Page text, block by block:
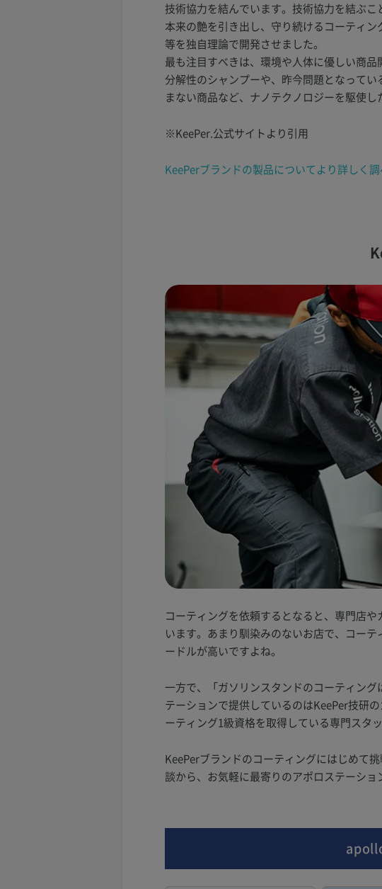
技術協力を結んでいます。技術協力を結ぶこ
本来の艶を引き出し、守り続けるコーティ
等を独自理論で開発させました。
最も注目すべきは、環境や人体に優しい商
分解性のシャンプーや、昨今問題となって
まない商品など、ナノテクノロジーを駆使し
※KeePer.公式サイトより引用
KeePerブランドの製品についてより詳しく
コーティングを依頼するとなると、専門店
います。あまり馴染みのないお店で、コー
ードルが高いですよね。
一方で、「ガソリンスタンドのコーティン
テーションで提供しているのはKeePer技研
ーティング1級資格を取得している専門スタ
KeePerブランドのコーティングにはじめて
談から、お気軽に最寄りのアポロステーショ